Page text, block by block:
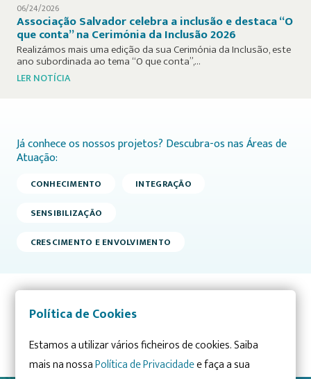
06/24/2026
Associação Salvador celebra a inclusão e destaca “O
que conta” na Cerimónia da Inclusão 2026
Realizámos mais uma edição da sua Cerimónia da Inclusão, este
ano subordinada ao tema “O que conta”,…
LER NOTÍCIA
Já conhece os nossos projetos? Descubra-os nas Áreas de
Atuação:
CONHECIMENTO
INTEGRAÇÃO
SENSIBILIZAÇÃO
CRESCIMENTO E ENVOLVIMENTO
Política de Cookies
Estamos a utilizar vários ficheiros de cookies. Saiba
mais na nossaPolítica de Privacidadee faça a sua